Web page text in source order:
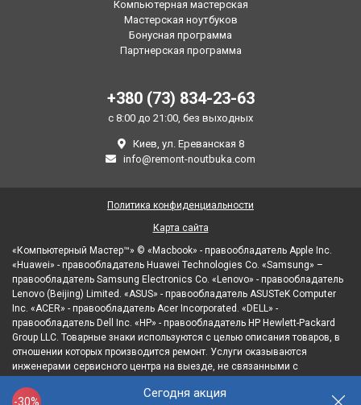
-30%
Сегодня акция
Компьютерная мастерская
Мастерская ноутбуков
Бонусная программа
Партнерская программа
+380 (73) 834-23-63
с 8:00 до 21:00, без выходных
Киев, ул. Ереванская 8
info@remont-noutbuka.com
«Компьютерный Мастер™» © «Macbook» - правообладатель Apple Inc.
«Huawei» - правообладатель Huawei Technologies Co. «Samsung» –
правообладатель Samsung Electronics Co. «Lenovo» - правообладатель
Lenovo (Beijing) Limited. «ASUS» - правообладатель ASUSTeK Computer
Inc. «ACER» - правообладатель Acer Incorporated. «DELL» -
правообладатель Dell Inc. «HP» - правообладатель HP Hewlett-Packard
Group LLC. Товарные знаки используются с целью описания товаров, в
отношении которых производится ремонт. Услуги оказываются
инженерами сервисного центра на выезде, не связанными с
представителями в отношении товаров, которые уже были введены в
Политика конфиденциальности
Карта сайта